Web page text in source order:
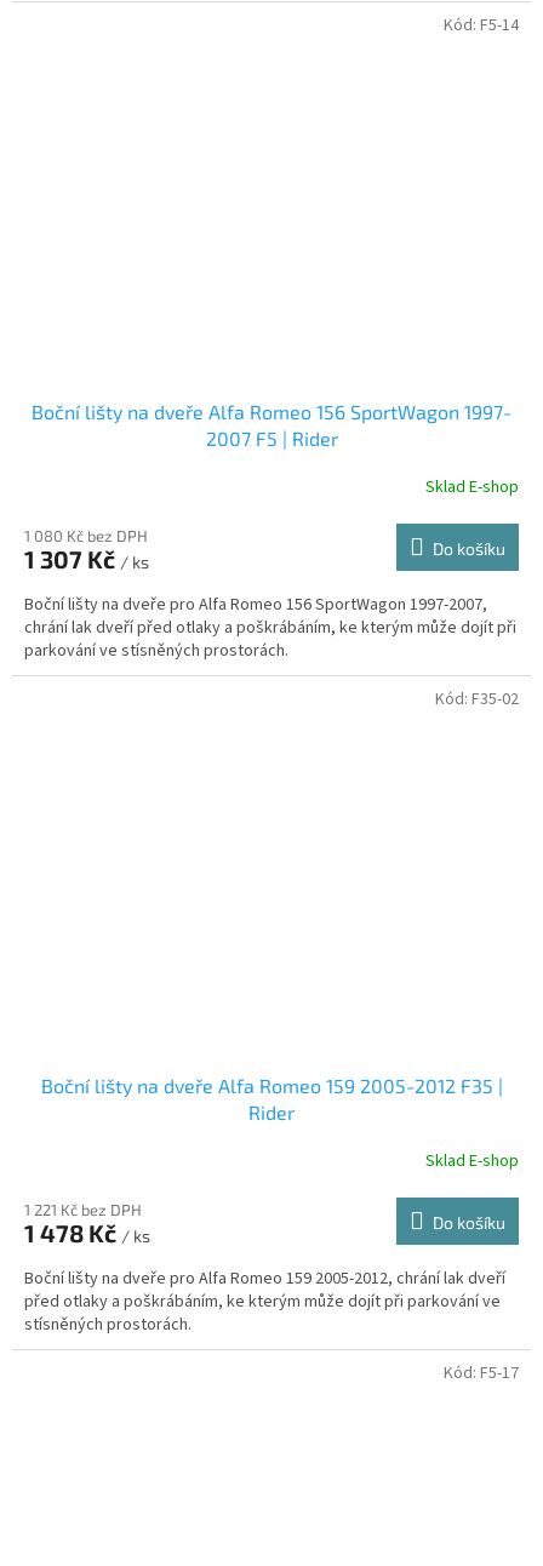
Boční lišty na dveře Alfa Romeo 156 SportWagon 1997-
2007 F5 | Rider
Sklad E-shop
1 080 Kč bez DPH
1 307 Kč / ks
Do košíku
Boční lišty na dveře pro Alfa Romeo 156 SportWagon 1997-2007,
chrání lak dveří před otlaky a poškrábáním, ke kterým může dojít při
parkování ve stísněných prostorách.
Kód: F5-14
Boční lišty na dveře Alfa Romeo 159 2005-2012 F35 |
Rider
Sklad E-shop
1 221 Kč bez DPH
1 478 Kč / ks
Do košíku
Boční lišty na dveře pro Alfa Romeo 159 2005-2012, chrání lak dveří
před otlaky a poškrábáním, ke kterým může dojít při parkování ve
stísněných prostorách.
Kód: F35-02
Kód: F5-17